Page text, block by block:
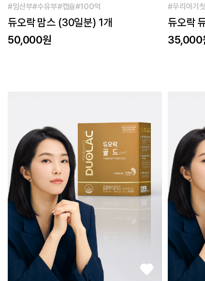
#임산부#수유부#캡슐#100억
듀오락 맘스 (30일분) 1개
50,000원
#우리아기
듀오락
분) 1개
35,000